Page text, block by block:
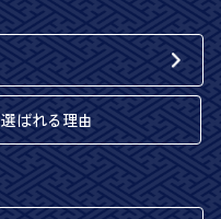
選ばれる理由